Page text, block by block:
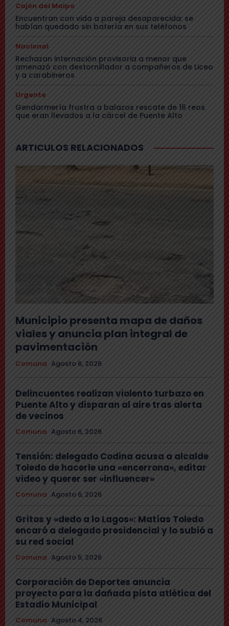
Cajón del Maipo
Encuentran con vida a pareja desaparecida: se
habían quedado sin batería en sus teléfonos
Nacional
Rechazan internación provisoria a menor que
amenazó con destornillador a compañeros de Liceo
y a carabineros
Urgente
Gendarmería frustra a balazos rescate de 16 reos
que eran llevados a la cárcel de Puente Alto
ARTICULOS RELACIONADOS
Municipio presenta mapa de daños
viales y anuncia plan integral de
pavimentación
Comuna Agosto 6, 2026
Delincuentes realizan violento turbazo en
Puente Alto y disparan al aire tras alerta
de vecinos
Comuna Agosto 6, 2026
Tensión: delegado Codina acusa a alcalde
Toledo de hacerle una «encerrona», editar
video y querer ser «influencer»
Comuna Agosto 6, 2026
Gritos y «dedo a lo Lagos»: Matías Toledo
encaró a delegado presidencial y lo subió a
su red social
Comuna Agosto 5, 2026
Corporación de Deportes anuncia
proyecto para la dañada pista atlética del
Estadio Municipal
Comuna Agosto 4, 2026